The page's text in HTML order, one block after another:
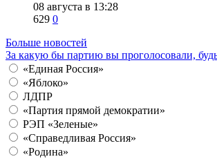
08 августа в 13:28
629 0
Больше новостей
За какую бы партию вы проголосовали,
«Единая Россия»
«Яблоко»
ЛДПР
«Партия прямой демократии»
РЭП «Зеленые»
«Справедливая Россия»
«Родина»